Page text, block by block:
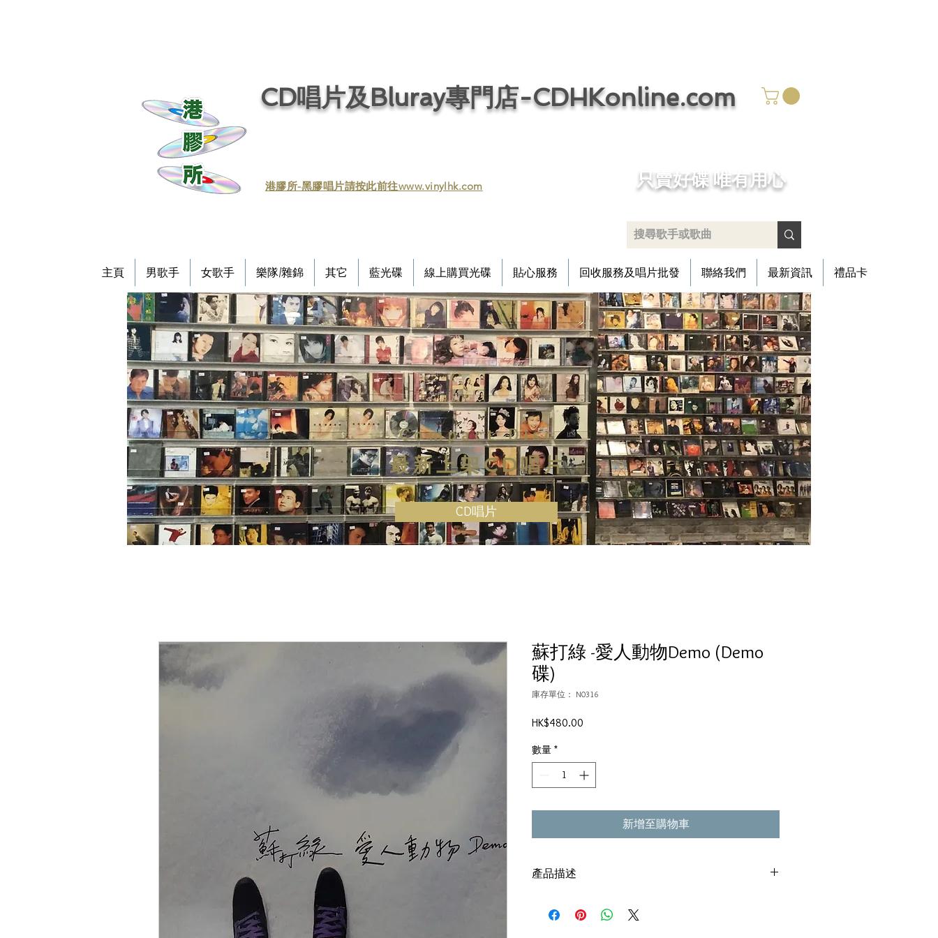
CD唱片及Bluray專門店-CDHKonline.com
​港膠所-黑膠唱片請按此前往www.vinylhk.com ​只賣好碟 唯有用心
主頁 男歌手 女歌手 樂隊/雜錦 其它 藍光碟 線上購買光碟 貼心服務 回收服務及唱片批發 聯絡我們 最新資訊 禮品卡
Compact Disc
最新上架CD唱片
CD唱片
蘇打綠 -愛人動物Demo (Demo
碟)
庫存單位： N0316
HK$480.00
數量 *
新增至購物車
產品描述
碟 : 92% - 新淨,極輕微花痕, 不影響播放